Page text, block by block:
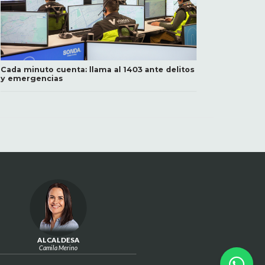
Cada minuto cuenta: llama al 1403 ante delitos
y emergencias
ALCALDESA
Camila Merino